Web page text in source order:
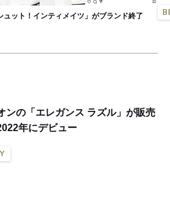
ュット！インティメイツ」がブランド終了
ンの「エレガンス ラズル」が販売
年にデビュー